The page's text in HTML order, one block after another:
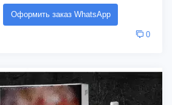
Оформить заказ WhatsApp
0